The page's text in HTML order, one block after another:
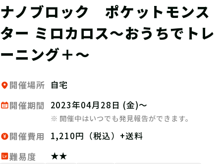
ナノブロック ポケットモンス
ター ミロカロス～おうちでトレ
ーニング＋～
開催場所 自宅
開催期間
2023年04月28日 (金)～
※ 開催中はいつでも発見報告ができます。
開催費用
1,210円（税込）+送料
難易度
★★